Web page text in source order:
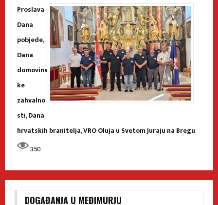
Proslava
Dana
pobjede,
Dana
domovins
ke
zahvalno
sti, Dana
hrvatskih branitelja, VRO Oluja u Svetom Juraju na Bregu
350
DOGAĐANJA U MEĐIMURJU